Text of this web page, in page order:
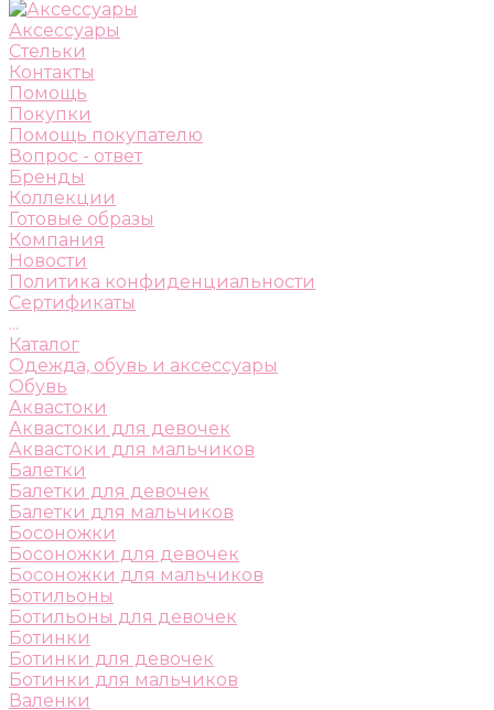
Аксессуары
Стельки
Контакты
Помощь
Покупки
Помощь покупателю
Вопрос - ответ
Бренды
Коллекции
Готовые образы
Компания
Новости
Политика конфиденциальности
Сертификаты
...
Каталог
Одежда, обувь и аксессуары
Обувь
Аквастоки
Аквастоки для девочек
Аквастоки для мальчиков
Балетки
Балетки для девочек
Балетки для мальчиков
Босоножки
Босоножки для девочек
Босоножки для мальчиков
Ботильоны
Ботильоны для девочек
Ботинки
Ботинки для девочек
Ботинки для мальчиков
Валенки